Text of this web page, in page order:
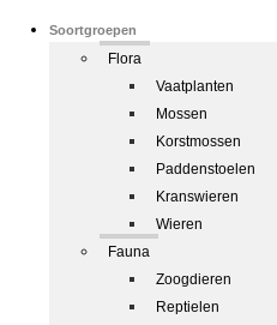
Soortgroepen
Flora
Vaatplanten
Mossen
Korstmossen
Paddenstoelen
Kranswieren
Wieren
Fauna
Zoogdieren
Reptielen